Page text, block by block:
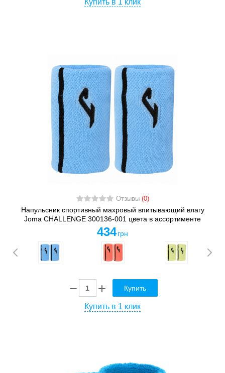
Купить в 1 клик
Отзывы (0)
Напульсник спортивный махровый впитывающий влагу
Joma CHALLENGE 300136-001 цвета в ассортименте
434 грн
Купить
Купить в 1 клик